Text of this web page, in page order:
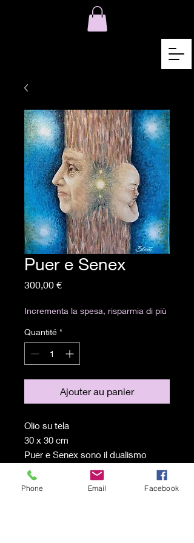
Puer e Senex
300,00 €Prix
Incrementa la spesa, risparmia di più
Quantité *
Ajouter au panier
Olio su tela
30 x 30 cm
Puer e Senex sono il dualismo
presente in ogni persona, la parte
più adulta e la parte bambina
Phone Email Facebook